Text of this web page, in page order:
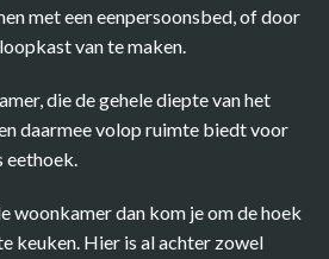
met een eenpersoonsbed, of door
van te maken.
die de gehele diepte van het
daarmee volop ruimte biedt voor
eethoek.
woonkamer dan kom je om de hoek
keuken. Hier is al achter zowel